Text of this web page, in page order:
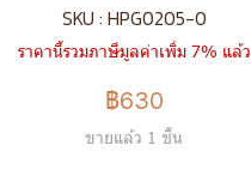
SKU : HPG0205-0
ราคานี้รวมภาษีมูลค่าเพิ่ม 7% แล้ว
฿630
ขายแล้ว 1 ชิ้น